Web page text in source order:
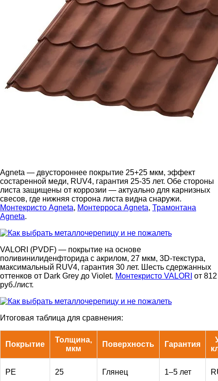
Agneta — двустороннее покрытие 25+25 мкм, эффект
состаренной меди, RUV4, гарантия 25-35 лет. Обе стороны
листа защищены от коррозии — актуально для карнизных
свесов, где нижняя сторона листа видна снаружи.
Монтекристо Agneta, Монтерроса Agneta, Трамонтана
Agneta.
VALORI (PVDF) — покрытие на основе
поливинилиденфторида с акрилом, 27 мкм, 3D-текстура,
максимальный RUV4, гарантия 30 лет. Шесть сдержанных
оттенков от Dark Grey до Violet. Монтекристо VALORI от 812
руб./лист.
Итоговая таблица для сравнения:
Покрытие
Толщина,
мкм
Поверхность Гарантия
PE 25 Глянец 1–5 лет